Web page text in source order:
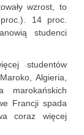
wzrost, to
proc.). 14 proc.
studenci
studentów
Algieria,
marokańskich
Francji spada
coraz więcej